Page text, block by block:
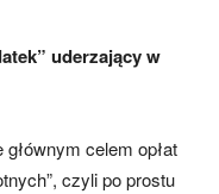
uderzający w
celem opłat
czyli po prostu